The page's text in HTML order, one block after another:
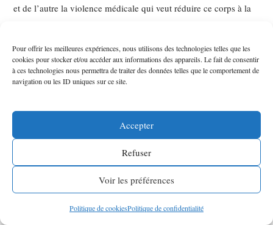
Pour offrir les meilleures expériences, nous utilisons des technologies telles que les
cookies pour stocker et/ou accéder aux informations des appareils. Le fait de consentir
à ces technologies nous permettra de traiter des données telles que le comportement de
navigation ou les ID uniques sur ce site.
Accepter
Refuser
Voir les préférences
Politique de cookiesPolitique de confidentialité
et de l’autre la violence médicale qui veut réduire ce corps à la
souffrance et l’agonie … toujours niées , gommées par l’ordre
totalitaire du social qui nie les corps individuels pour imposer
L’ordre n’est que meurtre et création d’un néant qui trouva son
apogée par tous les totalitarismes … et s’il y a érotisme alors il
un ultime défit de la beauté vouhée à l’anéantissement par le
principe de meurtre qui fonde tout-orde social . Et je dis :